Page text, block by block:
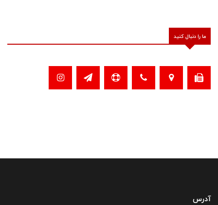
ما را دنبال کنید
آدرس